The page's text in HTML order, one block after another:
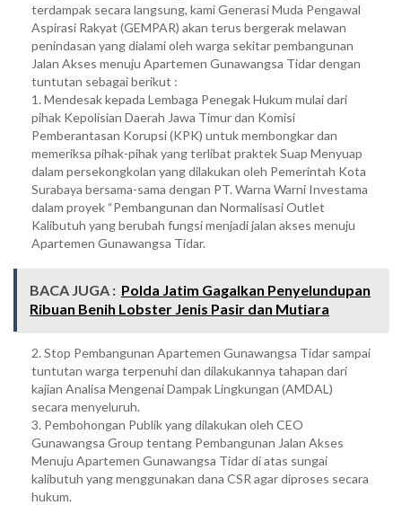
terdampak secara langsung, kami Generasi Muda Pengawal
Aspirasi Rakyat (GEMPAR) akan terus bergerak melawan
penindasan yang dialami oleh warga sekitar pembangunan
Jalan Akses menuju Apartemen Gunawangsa Tidar dengan
tuntutan sebagai berikut :
1. Mendesak kepada Lembaga Penegak Hukum mulai dari
pihak Kepolisian Daerah Jawa Timur dan Komisi
Pemberantasan Korupsi (KPK) untuk membongkar dan
memeriksa pihak-pihak yang terlibat praktek Suap Menyuap
dalam persekongkolan yang dilakukan oleh Pemerintah Kota
Surabaya bersama-sama dengan PT. Warna Warni Investama
dalam proyek “Pembangunan dan Normalisasi Outlet
Kalibutuh yang berubah fungsi menjadi jalan akses menuju
Apartemen Gunawangsa Tidar.
BACA JUGA : Polda Jatim Gagalkan Penyelundupan
Ribuan Benih Lobster Jenis Pasir dan Mutiara
2. Stop Pembangunan Apartemen Gunawangsa Tidar sampai
tuntutan warga terpenuhi dan dilakukannya tahapan dari
kajian Analisa Mengenai Dampak Lingkungan (AMDAL)
secara menyeluruh.
3. Pembohongan Publik yang dilakukan oleh CEO
Gunawangsa Group tentang Pembangunan Jalan Akses
Menuju Apartemen Gunawangsa Tidar di atas sungai
kalibutuh yang menggunakan dana CSR agar diproses secara
hukum.